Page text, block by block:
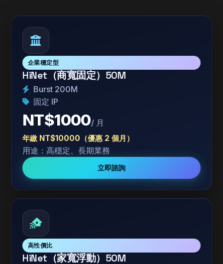
企業穩定型
HiNet（商寬固定）50M
Burst 200M
固定 IP
NT$1000/ 月
年繳 NT$10000（優惠 2 個月）
用途：高穩定、長期業務
立即諮詢
高性價比
HiNet（家寬浮動）50M